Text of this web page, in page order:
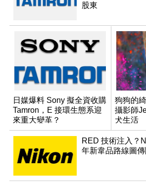
股東
日媒爆料 Sony 擬全資收購
Tamron，E 接環生態系迎
來重大變革？
狗狗的
攝影師
犬生活
RED 技術注入？
年新韋品路線圖